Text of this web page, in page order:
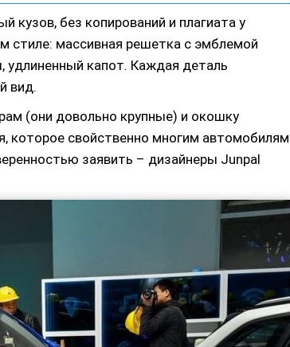
кузов, без копирований и плагиата у
стиле: массивная решетка с эмблемой
удлиненный капот. Каждая деталь
вид.
(они довольно крупные) и окошку
которое свойственно многим автомобилям
заявить – дизайнеры Junpal